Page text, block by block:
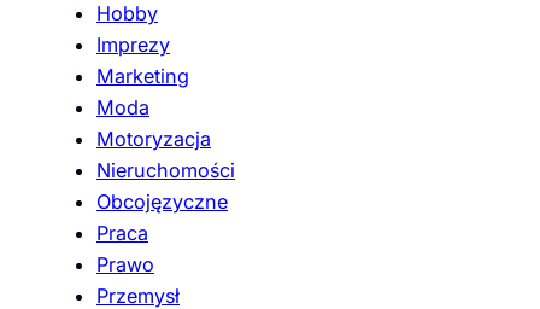
Hobby
Imprezy
Marketing
Moda
Motoryzacja
Nieruchomości
Obcojęzyczne
Praca
Prawo
Przemysł